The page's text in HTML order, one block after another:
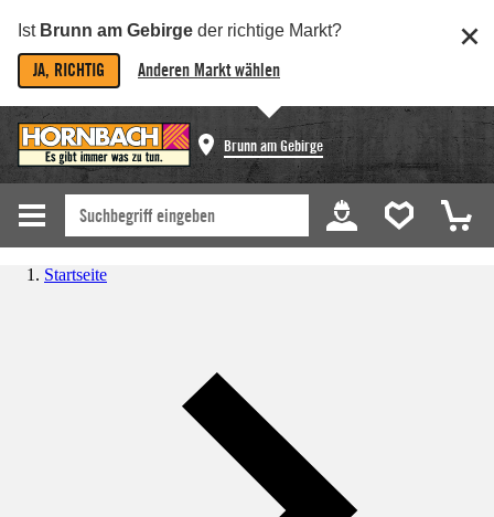
Ist Brunn am Gebirge der richtige Markt?
JA, RICHTIG Anderen Markt wählen
Brunn am Gebirge
Startseite